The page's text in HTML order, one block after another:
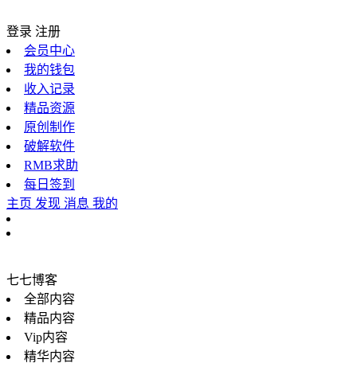
登录 注册
会员中心
我的钱包
收入记录
精品资源
原创制作
破解软件
RMB求助
每日签到
主页 发现 消息 我的
七七博客
全部内容
精品内容
Vip内容
精华内容